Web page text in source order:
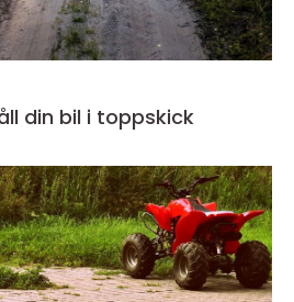
din bil i toppskick